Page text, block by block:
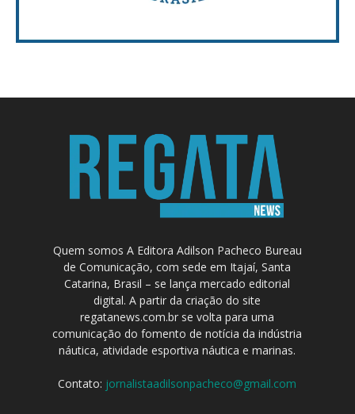
Quem somos A Editora Adilson Pacheco Bureau
de Comunicação, com sede em Itajaí, Santa
Catarina, Brasil – se lança mercado editorial
digital. A partir da criação do site
regatanews.com.br se volta para uma
comunicação do fomento de notícia da indústria
náutica, atividade esportiva náutica e marinas.
Contato: jornalistaadilsonpacheco@gmail.com